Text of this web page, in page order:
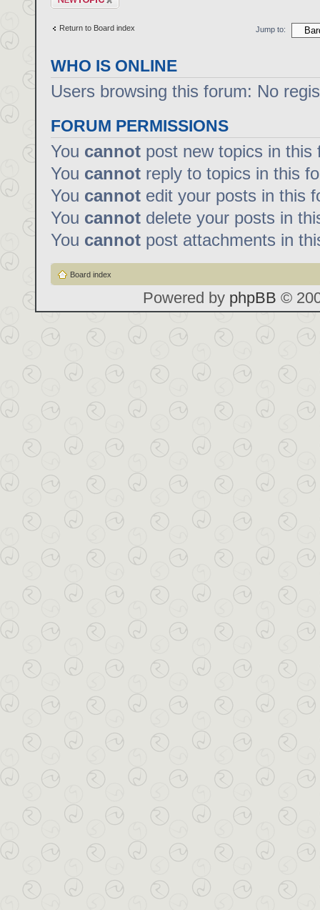
Return to Board index Jump to:
WHO IS ONLINE
Users browsing this forum: No
FORUM PERMISSIONS
You cannot post new topics in this
You cannot reply to topics in this
You cannot edit your posts in this
You cannot delete your posts in
You cannot post attachments in
Board index
Powered by phpBB ©